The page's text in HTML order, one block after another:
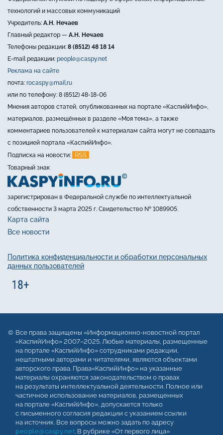
технологий и массовых коммуникаций
Учредитель: А.Н. Нечаев
Главный редактор — А.Н. Нечаев
Телефоны редакции: 8 (8512) 48 18 14
E-mail редакции: people@caspy.net
Реклама на сайте
почта: rocaspy@mail.ru
или по телефону: 8 (8512) 48-18-06
Мнения авторов статей, опубликованных на портале «КаспийИнфо»,
материалов, размещённых в разделе «Моя тема», а также
комментариев пользователей к материалам сайта могут не совпадать
с позицией портала «КаспийИнфо».
Подписка на новости:
RSS
Товарный знак
зарегистрирован в Федеральной службе по интеллектуальной
собственности 3 марта 2025 г. Свидетельство № 1089905.
Карта сайта
Все новости
Политика конфиденциальности и обработки персональных
данных пользователей
Все права защищены «Информационно-новостной портал
«КаспийИнфо» 2007–2025. Любые материалы, размещенные
на портале «КаспийИнфо» сотрудниками редакции,
нештатными авторами и читателями, являются объектами
авторского права. Права«КаспийИнфо» на указанные
материалы охраняются законодательством о правах
на результаты интеллектуальной деятельности. Полное или
частичное использование материалов, размещенных
на портале «КаспийИнфо», допускается только
с письменного согласия редакции с указанием ссылки
на источник. Все вопросы можно задать по адресу
people@caspy.net. В рубрике «От первого лица»